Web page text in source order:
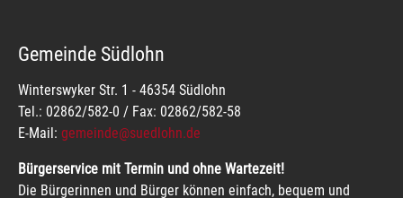
Gemeinde Südlohn
Winterswyker Str. 1 - 46354 Südlohn
Tel.: 02862/582-0 / Fax: 02862/582-58
E-Mail: gemeinde@suedlohn.de
Bürgerservice mit Termin und ohne Wartezeit!
Die Bürgerinnen und Bürger können einfach, bequem und